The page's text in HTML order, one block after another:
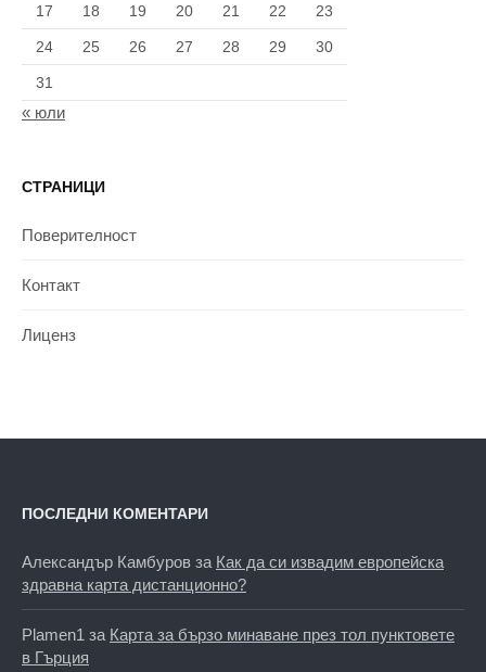
17 18 19 20 21 22 23
24 25 26 27 28 29 30
31
« юли
СТРАНИЦИ
Поверителност
Контакт
Лиценз
ПОСЛЕДНИ КОМЕНТАРИ
Александър Камбуров за Как да си извадим европейска
здравна карта дистанционно?
Plamen1 за Карта за бързо минаване през тол пунктовете
в Гърция